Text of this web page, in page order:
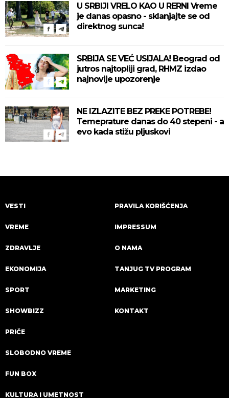
U SRBIJI VRELO KAO U RERNI Vreme
je danas opasno - sklanjajte se od
direktnog sunca!
SRBIJA SE VEĆ USIJALA! Beograd od
jutros najtopliji grad, RHMZ izdao
najnovije upozorenje
NE IZLAZITE BEZ PREKE POTREBE!
Temeprature danas do 40 stepeni - a
evo kada stižu pljuskovi
VESTI
VREME
ZDRAVLJE
EKONOMIJA
SPORT
SHOWBIZZ
PRIČE
SLOBODNO VREME
FUN BOX
KULTURA I UMETNOST
PRAVILA KORIŠĆENJA
IMPRESSUM
O NAMA
TANJUG TV PROGRAM
MARKETING
KONTAKT